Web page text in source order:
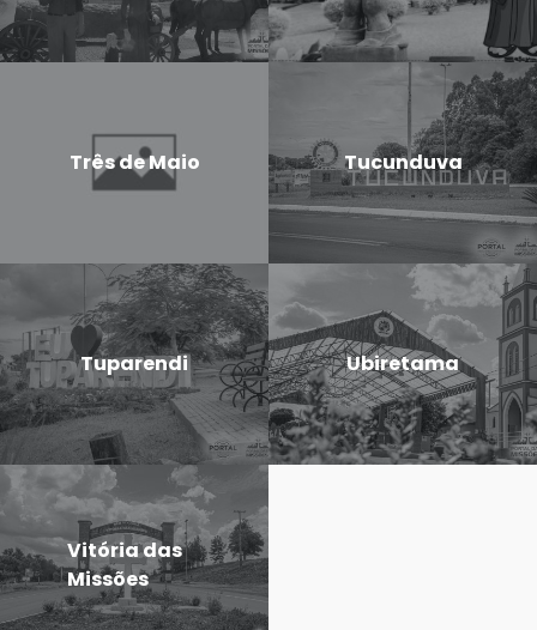
Três de Maio Tucunduva
Tuparendi Ubiretama
Vitória das
Missões